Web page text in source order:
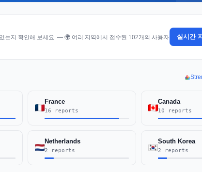
는지 확인해 보세요. — 🌍 여러 지역에서 접수된 102개의 사용자
실시간
France
16 reports
Canada
10 reports
Netherlands
2 reports
South Korea
2 reports